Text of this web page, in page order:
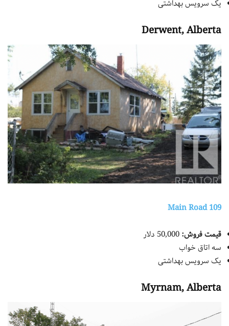
یک سرویس بهداشتی
Derwent, Alberta
109 Main Road
قیمت فروش:
سه اتاق خواب
یک سرویس بهداشتی
Myrnam, Alberta